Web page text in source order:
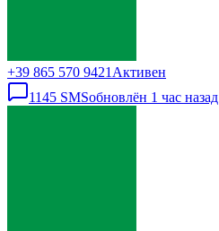
+39 865 570 9421 Активен
1145 SMSобновлён 1 час назад